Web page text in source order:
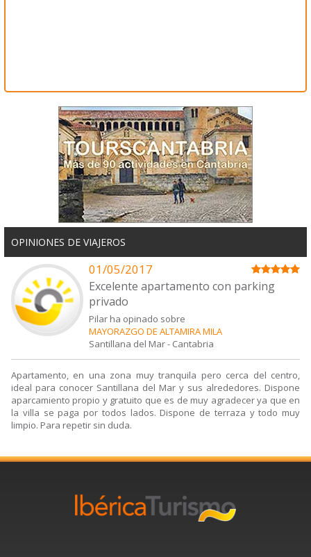
OPINIONES DE VIAJEROS
01/05/2017
Excelente apartamento con parking
privado
Pilar ha opinado sobre
MAYORAZGO DE ALTAMIRA MILA
Santillana del Mar- Cantabria
Apartamento, en una zona muy tranquila pero cerca del centro,
ideal para conocer Santillana del Mar y sus alrededores. Dispone
aparcamiento propio y gratuito que es de muy agradecer ya que en
la villa se paga por todos lados. Dispone de terraza y todo muy
limpio. Para repetir sin duda.